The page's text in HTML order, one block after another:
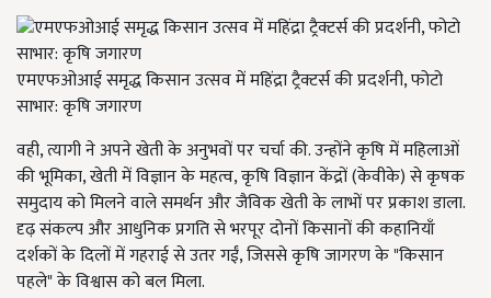
एमएफओआई समृद्ध किसान उत्सव में महिंद्रा ट्रैक्टर्स की प्रदर्शनी, फोटो
साभार: कृषि जगारण
वही, त्यागी ने अपने खेती के अनुभवों पर चर्चा की. उन्होंने कृषि में महिलाओं
की भूमिका, खेती में विज्ञान के महत्व, कृषि विज्ञान केंद्रों (केवीके) से कृषक
समुदाय को मिलने वाले समर्थन और जैविक खेती के लाभों पर प्रकाश डाला.
दृढ़ संकल्प और आधुनिक प्रगति से भरपूर दोनों किसानों की कहानियाँ
दर्शकों के दिलों में गहराई से उतर गईं, जिससे कृषि जागरण के "किसान
पहले" के विश्वास को बल मिला.